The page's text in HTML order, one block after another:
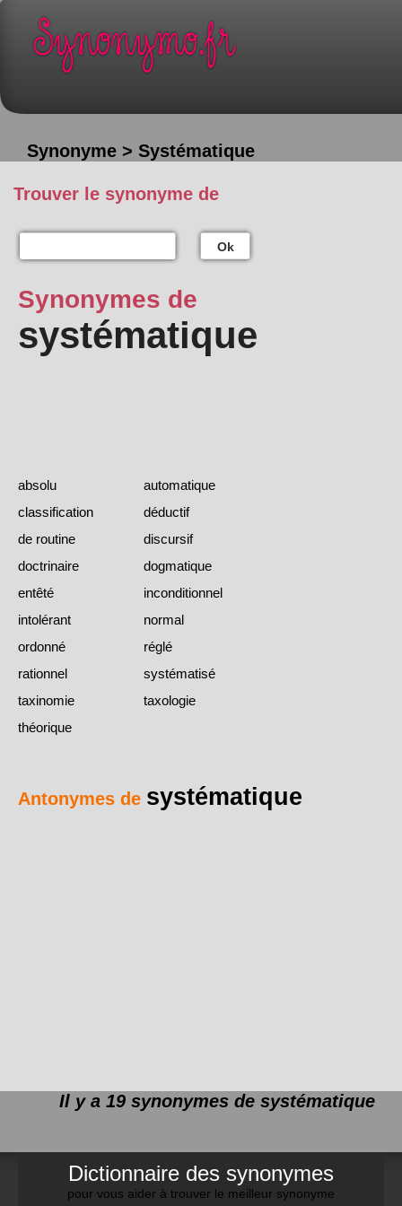
Synonyme > Systématique
Trouver le synonyme de
Ok
Synonymes de
systématique
absolu
automatique
classification
déductif
de routine
discursif
doctrinaire
dogmatique
entêté
inconditionnel
intolérant
normal
ordonné
réglé
rationnel
systématisé
taxinomie
taxologie
théorique
Antonymes de systématique
Il y a 19 synonymes de systématique
Dictionnaire des synonymes
pour vous aider à trouver le meilleur synonyme